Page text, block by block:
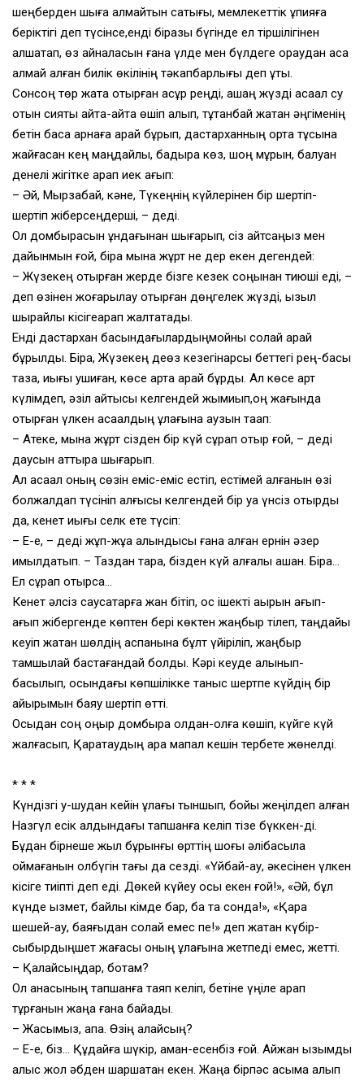
шеңберден шыға алмайтын сақтығы, мемлекеттік құпияға
беріктігі деп түсінсе,енді біразы бүгінде ел тіршілігінен
алшақтап, өз айналасын ғана үлде мен бүлдеге ораудан аса
алмай қалған билік өкілінің тәкапбарлығы деп ұқты.
Сонсоң төр жақта отырған ақсұр реңді, ашаң жүзді ақсақал су
отын сияқты қайта-қайта өшіп қалып, тұтанбай жатқан әңгіменің
бетін басқа арнаға қарай бұрып, дастарханның орта тұсына
жайғасқан кең маңдайлы, бадырақ көз, шоң мұрын, балуан
денелі жігітке қарап иек қағып:
– Әй, Мырзабай, кәне, Түкеңнің күйлерінен бір шертіп-
шертіп жіберсеңдерші, – деді.
Ол домбырасын құндағынан шығарып, сіз айтсаңыз мен
дайынмын ғой, бірақ мына жұрт не дер екен дегендей:
– Жүзекең отырған жерде бізге кезек соңынан тиюші еді, –
деп өзінен жоғарылау отырған дөңгелек жүзді, қызыл
шырайлы кісігеқарап жалтақтады.
Енді дастархан басындағылардыңмойны солай қарай
бұрылды. Бірақ, Жүзекең деөз кезегінқарсы беттегі рең-басы
таза, иығы қушиған, көсе қартқа қарай бұрды. Ал көсе қарт
күлімдеп, әзіл айтқысы келгендей жымиып,оң жағында
отырған үлкен ақсақалдың құлағына аузын тақап:
– Атеке, мына жұрт сізден бір күй сұрап отыр ғой, – деді
даусын қаттырақ шығарып.
Ал ақсақал оның сөзін еміс-еміс естіп, естімей қалғанын өзі
болжалдап түсініп алғысы келгендей бір уақ үнсіз отырды
да, кенет иығы селк ете түсіп:
– Е-е, – деді жұп-жұқа алқындысы ғана қалған ернін әзер
қимылдатып. – Таздан тарақ, бізден күй қалғалы қашан. Бірақ…
Ел сұрап отырса…
Кенет әлсіз саусақтарға жан бітіп, қос ішекті ақырын қағып-
қағып жібергенде көптен бері көктен жаңбыр тілеп, таңдайы
кеуіп жатқан шөлдің аспанына бұлт үйіріліп, жаңбыр
тамшылай бастағандай болды. Кәрі кеуде алқынып-
басылып, осындағы көпшілікке таныс шертпе күйдің бір
қайырымын баяу шертіп өтті.
Осыдан соң қоңыр домбыра қолдан-қолға көшіп, күйге күй
жалғасып, Қаратаудың қара мақпал кешін тербете жөнелді.
* * *
Күндізгі у-шудан кейін құлағы тыншып, бойы жеңілдеп қалған
Назгүл есік алдындағы тапшанға келіп тізе бүккен-ді.
Бұдан бірнеше жыл бұрынғы өрттің шоғы әлібасыла
қоймағанын олбүгін тағы да сезді. «Үйбай-ау, әкесінен үлкен
кісіге тиіпті деп еді. Дөкей күйеу осы екен ғой!», «Әй, бұл
күнде қызмет, байлық кімде бар, бақ та сонда!», «Қара
шешей-ау, баяғыдан солай емес пе!» деп жатқан күбір-
сыбырдыңшет жағасы оның құлағына жетпеді емес, жетті.
– Қалайсыңдар, ботам?
Ол анасының тапшанға таяп келіп, бетіне үңіле қарап
тұрғанын жаңа ғана байқады.
– Жақсымыз, апа. Өзің қалайсың?
– Е-е, біз… Құдайға шүкір, аман-есенбіз ғой. Айжан қызымды
алыс жол әбден шаршатқан екен. Жаңа бірпәс қасыма алып